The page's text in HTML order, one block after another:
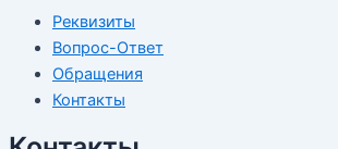
Реквизиты
Вопрос-Ответ
Обращения
Контакты